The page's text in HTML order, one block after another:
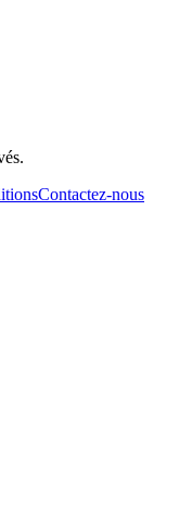
Contactez-nous